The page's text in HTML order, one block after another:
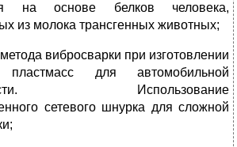
на основе белков человека,
из молока трансгенных животных;
вибросварки при изготовлении
для автомобильной
Использование
сетевого шнурка для слож­ной